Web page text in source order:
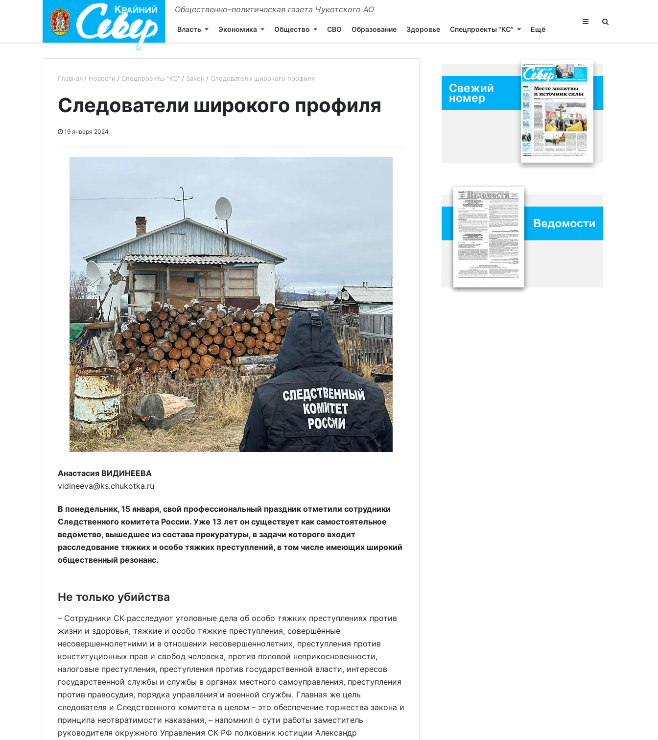
Общественно–политическая газета Чукотского АО
Власть Экономика Общество СВО Образование Здоровье Спецпроекты "КС" Ещё
Главная Новости Спецпроекты "КС" Закон Следователи широкого профиля
Следователи широкого профиля
19 января 2024
Анастасия ВИДИНЕЕВА
vidineeva@ks.chukotka.ru
В понедельник, 15 января, свой профессиональный праздник отметили сотрудники
Следственного комитета России. Уже 13 лет он существует как самостоятельное
ведомство, вышедшее из состава прокуратуры, в задачи которого входит
расследование тяжких и особо тяжких преступлений, в том числе имеющих широкий
общественный резонанс.
Не только убийства
– Сотрудники СК расследуют уголовные дела об особо тяжких преступлениях против
жизни и здоровья, тяжкие и особо тяжкие преступления, совершённые
несовершеннолетними и в отношении несовершеннолетних, преступления против
конституционных прав и свобод человека, против половой неприкосновенности,
налоговые преступления, преступления против государственной власти, интересов
государственной службы и службы в органах местного самоуправления, преступления
против правосудия, порядка управления и военной службы. Главная же цель
следователя и Следственного комитета в целом – это обеспечение торжества закона и
принципа неотвратимости наказания, – напомнил о сути работы заместитель
руководителя окружного Управления СК РФ полковник юстиции Александр
Свежий
номер